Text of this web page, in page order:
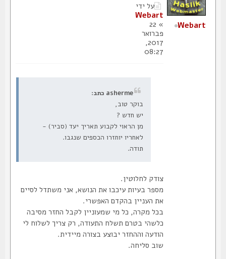
על ידי
Webart
פברואר
2017,
08:27
asherme כתב:
בוקר טוב,
יש חדש ?
מן הראוי לקבוע תאריך יעד (סביר) -
לאחריו יוחזרו הכספים שנגבו.
צודק לחלוטין.
מספר בעיות עיכבו את הנושא, אני משתדל לסיים
את העניין בהקדם האפשרי.
בכל מקרה, כל מי שמעוניין לקבל החזר מסיבה
כלשהי בטרם תשלח התעודה, רק צריך לשלוח לי
הודעה וההחזר יבוצע בצורה מיידית.
שוב סליחה.
Webart